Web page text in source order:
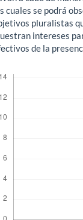
cuales se podrá
pluralistas
intereses
de la